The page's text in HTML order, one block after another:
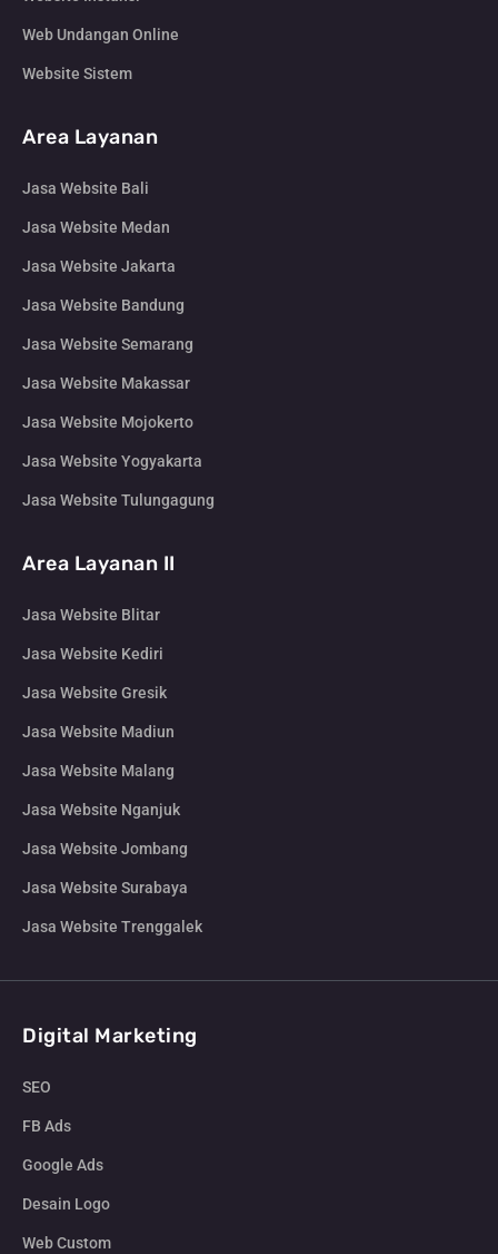
Web Undangan Online
Website Sistem
Area Layanan
Jasa Website Bali
Jasa Website Medan
Jasa Website Jakarta
Jasa Website Bandung
Jasa Website Semarang
Jasa Website Makassar
Jasa Website Mojokerto
Jasa Website Yogyakarta
Jasa Website Tulungagung
Area Layanan II
Jasa Website Blitar
Jasa Website Kediri
Jasa Website Gresik
Jasa Website Madiun
Jasa Website Malang
Jasa Website Nganjuk
Jasa Website Jombang
Jasa Website Surabaya
Jasa Website Trenggalek
Digital Marketing
SEO
FB Ads
Google Ads
Desain Logo
Web Custom